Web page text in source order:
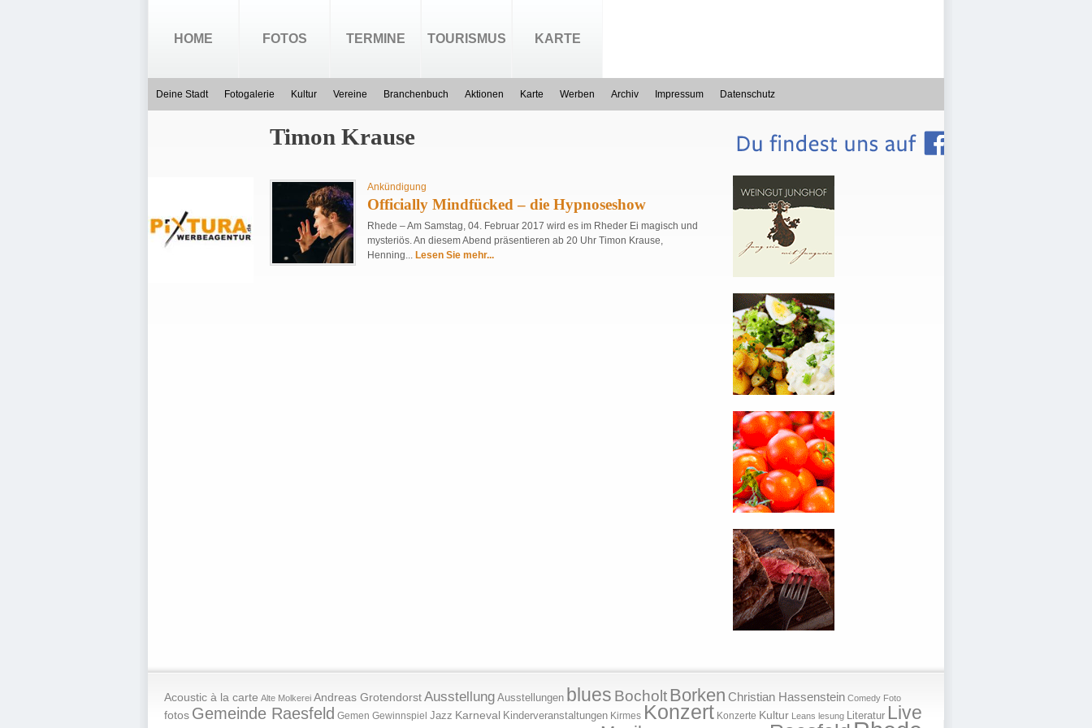
HOME FOTOS TERMINE TOURISMUS KARTE
Deine Stadt Fotogalerie Kultur Vereine Branchenbuch Aktionen Karte Werben Archiv Impressum Datenschutz
Timon Krause
Ankündigung
Officially Mindfücked – die Hypnoseshow
Rhede – Am Samstag, 04. Februar 2017 wird es im Rheder Ei magisch und
mysteriös. An diesem Abend präsentieren ab 20 Uhr Timon Krause,
Henning... Lesen Sie mehr...
Acoustic à la carte Alte Molkerei Andreas GrotendorstAusstellung Ausstellungen blues Bocholt Borken Christian Hassenstein Comedy Foto
fotos Gemeinde Raesfeld Gemen Gewinnspiel Jazz Karneval Kinderveranstaltungen Kirmes Konzert Konzerte Kultur Leans lesung Literatur Live